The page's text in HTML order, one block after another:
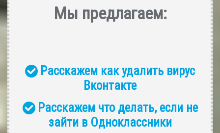
Мы предлагаем:
Расскажем как удалить вирус
Вконтакте
Расскажем что делать, если не
зайти в Одноклассники